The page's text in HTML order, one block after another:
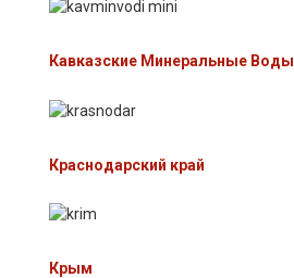
Кавказские Минеральные Воды
Краснодарский край
Крым